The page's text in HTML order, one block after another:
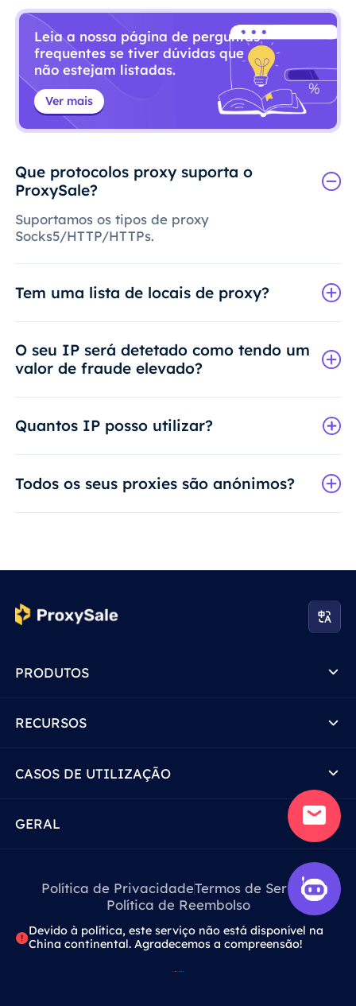
Leia a nossa página de perguntas
frequentes se tiver dúvidas que
não estejam listadas.
Ver mais
Que protocolos proxy suporta o
ProxySale?
Suportamos os tipos de proxy
Socks5/HTTP/HTTPs.
Tem uma lista de locais de proxy?
O seu IP será detetado como tendo um
valor de fraude elevado?
Quantos IP posso utilizar?
Todos os seus proxies são anónimos?
PRODUTOS
RECURSOS
CASOS DE UTILIZAÇÃO
GERAL
Política de PrivacidadeTermos de Serviço
Política de Reembolso
Devido à política, este serviço não está disponível na
China continental. Agradecemos a compreensão!